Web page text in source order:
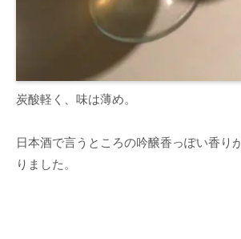
炭酸軽く、味は薄め。
日本酒で言うところの吟醸香っぽい香り
りました。